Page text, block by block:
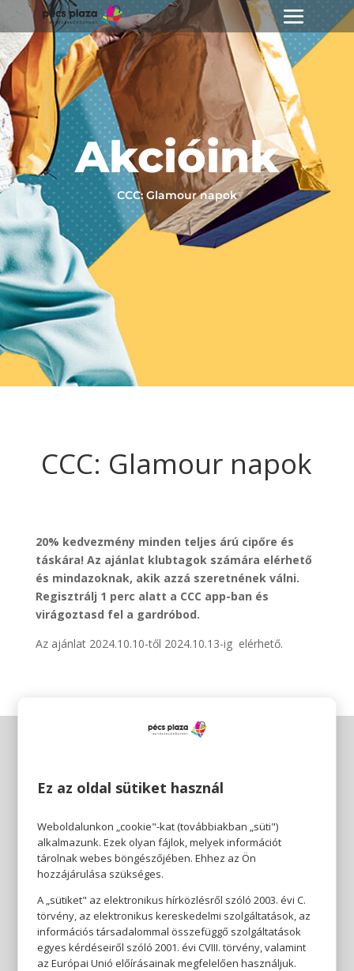
Akcióink
CCC: Glamour napok
CCC: Glamour napok
20% kedvezmény minden teljes árú cipőre és
táskára! Az ajánlat klubtagok számára elérhető
és mindazoknak, akik azzá szeretnének válni.
Regisztrálj 1 perc alatt a CCC app-ban és
virágoztasd fel a gardróbod.
Az ajánlat 2024.10.10-től 2024.10.13-ig elérhető.
Ez az oldal sütiket használ
Weboldalunkon „cookie"-kat (továbbiakban „süti")
alkalmazunk. Ezek olyan fájlok, melyek információt
tárolnak webes böngészőjében. Ehhez az Ön
hozzájárulása szükséges.
A „sütiket" az elektronikus hírközlésről szóló 2003. évi C.
törvény, az elektronikus kereskedelmi szolgáltatások, az
információs társadalommal összefüggő szolgáltatások
egyes kérdéseiről szóló 2001. évi CVIII. törvény, valamint
az Európai Unió előírásainak megfelelően használjuk.